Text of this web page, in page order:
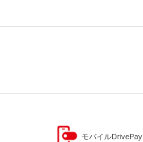
モバイルDrivePay